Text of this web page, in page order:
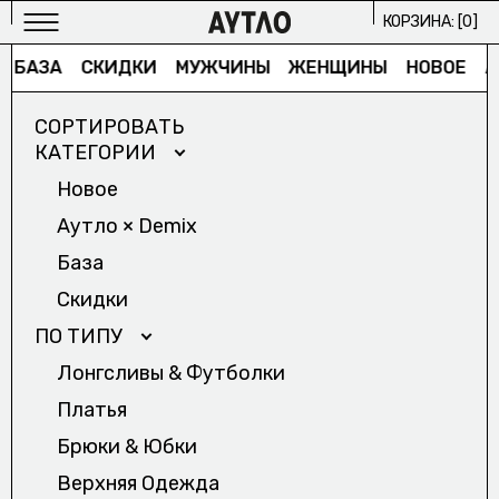
МУЖСКОЕ
ИЗБРАННОЕ/
ЖЕНСКОЕ
ИЗБРАННОЕ/
АРХИВ
2024/
ПРОЕКТЫ
КОРЗИНА: [0]
БАЗА СКИДКИ МУЖЧИНЫ ЖЕНЩИНЫ НОВОЕ
СОРТИРОВАТЬ
КАТЕГОРИИ
Новое
Аутло × Demix
База
Скидки
ПО ТИПУ
Лонгсливы & Футболки
Платья
Брюки & Юбки
Верхняя Одежда